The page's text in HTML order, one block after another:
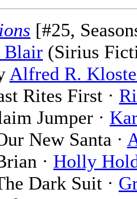
[#25,
Blair (Sirius
Alfred R.
Rites First ·
Jumper ·
New Santa ·
· Holly
Dark Suit ·